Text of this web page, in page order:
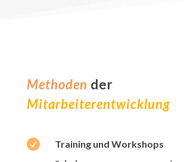
Methoden der
Mitarbeiterentwicklung

Training und Workshops